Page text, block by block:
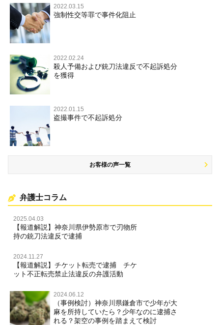
文書偽造・偽造文書行使
不正競争防止法
住居侵入等
名誉毀損・侮辱
2022.03.15
強制性交等罪で事件化阻止
2022.02.24
殺人予備および銃刀法違反で不起訴処分
を獲得
2022.01.15
盗撮事件で不起訴処分
お客様の声一覧
弁護士コラム
2025.04.03
【報道解説】神奈川県伊勢原市で刃物所
持の銃刀法違反で逮捕
2024.11.27
【報道解説】チケット転売で逮捕 チケ
ット不正転売禁止法違反の弁護活動
2024.06.12
（事例検討）神奈川県鎌倉市で少年が大
麻を所持していたら？少年なのに逮捕さ
れる？架空の事例を踏まえて検討